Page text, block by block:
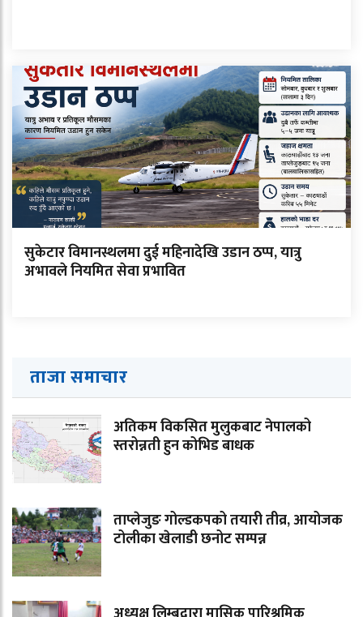
सुकेटार विमानस्थलमा दुई महिनादेखि उडान ठप्प, यात्रु
अभावले नियमित सेवा प्रभावित
ताजा समाचार
अतिकम विकसित मुलुकबाट नेपालको
स्तरोन्नती हुन कोभिड बाधक
ताप्लेजुङ गोल्डकपको तयारी तीव्र, आयोजक
टोलीका खेलाडी छनोट सम्पन्न